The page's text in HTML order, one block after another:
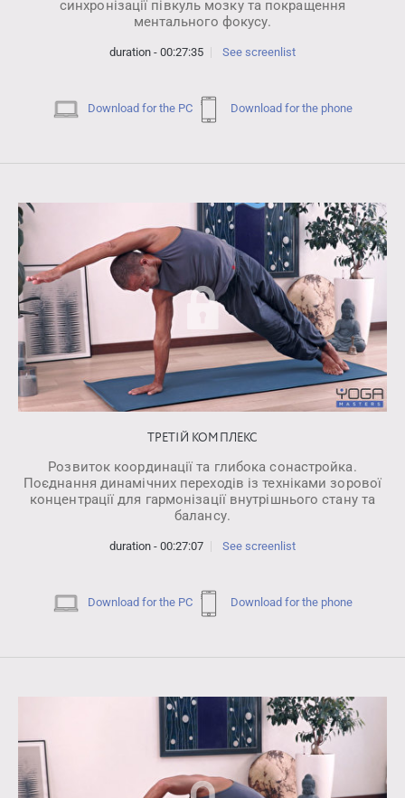
синхронізації півкуль мозку та покращення
ментального фокусу.
duration - 00:27:35 See screenlist
Download for the PC Download for the phone
ТРЕТІЙ КОМПЛЕКС
Розвиток координації та глибока сонастройка.
Поєднання динамічних переходів із техніками зорової
концентрації для гармонізації внутрішнього стану та
балансу.
duration - 00:27:07 See screenlist
Download for the PC Download for the phone